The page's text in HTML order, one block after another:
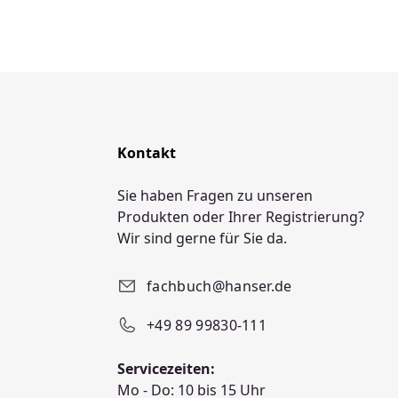
Kontakt
Sie haben Fragen zu unseren
Produkten oder Ihrer Registrierung?
Wir sind gerne für Sie da.
fachbuch@hanser.de
+49 89 99830-111
Servicezeiten:
Mo - Do: 10 bis 15 Uhr